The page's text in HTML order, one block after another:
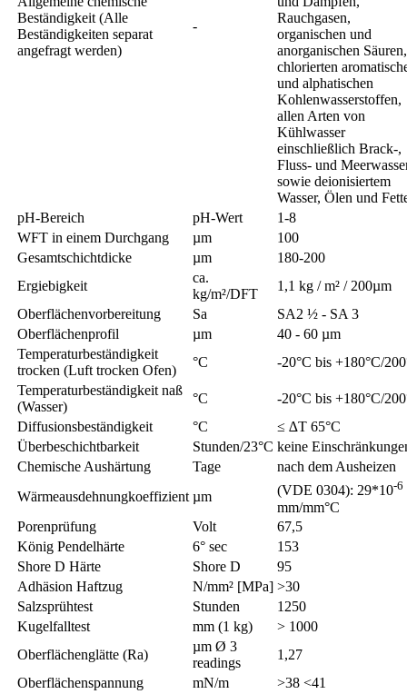
Beständigkeit (Alle
Beständigkeiten separat
angefragt werden)
-
Rauchgasen,
organischen und
anorganischen Säuren,
chlorierten
und alphatischen
Kohlenwasserstoffen,
allen Arten von
Kühlwasser
einschließlich Brack-,
Fluss- und
sowie deionisiertem
Wasser, Ölen und
pH-Bereich
pH-Wert
1-8
WFT in einem Durchgang
µm
100
Gesamtschichtdicke
µm
180-200
Ergiebigkeit
ca.
kg/m²/DFT
1,1 kg / m² / 200µm
Oberflächenvorbereitung
Sa
SA2 ½ - SA 3
Oberflächenprofil
µm
40 - 60 µm
Temperaturbeständigkeit
trocken (Luft trocken Ofen)
°C
-20°C bis +180°C/
Temperaturbeständigkeit naß
(Wasser)
°C
-20°C bis +180°C/
Diffusionsbeständigkeit
°C
≤ ∆T 65°C
Überbeschichtbarkeit
Stunden/23°C keine
Chemische Aushärtung
Tage
nach dem Ausheizen
Wärmeausdehnungkoeffizient µm (VDE 0304): 29*10-6
mm/mm°C
Porenprüfung
Volt
67,5
König Pendelhärte
6° sec
153
Shore D Härte
Shore D
95
Adhäsion Haftzug
N/mm² [MPa] >30
Salzsprühtest
Stunden
1250
Kugelfalltest
mm (1 kg)
> 1000
Oberflächenglätte (Ra)
µm Ø 3
readings
1,27
Oberflächenspannung
mN/m
>38 <41